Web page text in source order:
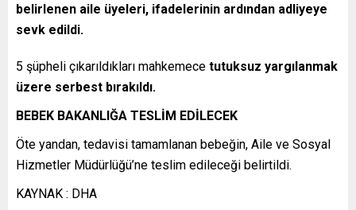
belirlenen aile üyeleri, ifadelerinin ardından adliyeye
sevk edildi.
5 şüpheli çıkarıldıkları mahkemece tutuksuz yargılanmak
üzere serbest bırakıldı.
BEBEK BAKANLIĞA TESLİM EDİLECEK
Öte yandan, tedavisi tamamlanan bebeğin, Aile ve Sosyal
Hizmetler Müdürlüğü’ne teslim edileceği belirtildi.
KAYNAK : DHA